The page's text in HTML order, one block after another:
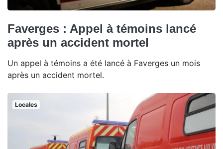
Faverges : Appel à témoins lancé
après un accident mortel
Un appel à témoins a été lancé à Faverges un mois
après un accident mortel.
Locales